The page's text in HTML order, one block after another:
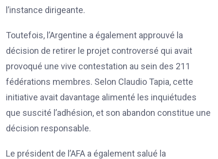
l’instance dirigeante.
Toutefois, l’Argentine a également approuvé la
décision de retirer le projet controversé qui avait
provoqué une vive contestation au sein des 211
fédérations membres. Selon Claudio Tapia, cette
initiative avait davantage alimenté les inquiétudes
que suscité l’adhésion, et son abandon constitue une
décision responsable.
Le président de l’AFA a également salué la